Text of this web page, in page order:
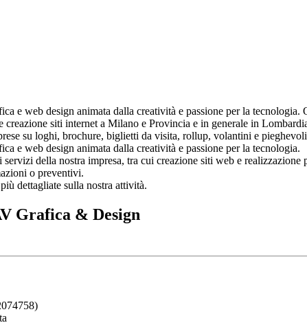
e web design animata dalla creatività e passione per la
siti internet a Milano e Provincia e in generale in
su loghi, brochure, biglietti da visita, rollup, volantini e
e web design animata dalla creatività e passione per la tecnologia.
della nostra impresa, tra cui creazione siti web e
o preventivi.
dettagliate sulla nostra attività.
Grafica & Design